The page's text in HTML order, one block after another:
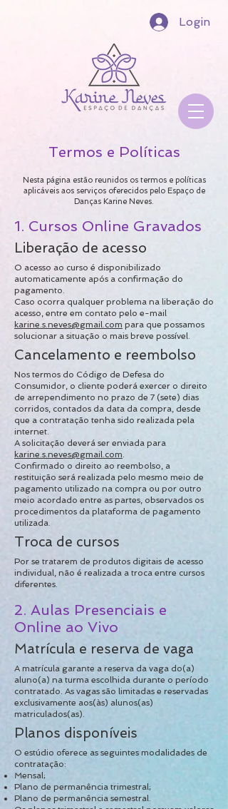
Login
Termos e Políticas
Nesta página estão reunidos os termos e políticas
aplicáveis aos serviços oferecidos pelo Espaço de
Danças Karine Neves.
1. Cursos Online Gravados
Liberação de acesso
O acesso ao curso é disponibilizado
automaticamente após a confirmação do
pagamento.
Caso ocorra qualquer problema na liberação do
acesso, entre em contato pelo e-mail
karine.s.neves@gmail.com para que possamos
solucionar a situação o mais breve possível.
Cancelamento e reembolso
Nos termos do Código de Defesa do
Consumidor, o cliente poderá exercer o direito
de arrependimento no prazo de 7 (sete) dias
corridos, contados da data da compra, desde
que a contratação tenha sido realizada pela
internet.
A solicitação deverá ser enviada para
karine.s.neves@gmail.com.
Confirmado o direito ao reembolso, a
restituição será realizada pelo mesmo meio de
pagamento utilizado na compra ou por outro
meio acordado entre as partes, observados os
procedimentos da plataforma de pagamento
utilizada.
Troca de cursos
Por se tratarem de produtos digitais de acesso
individual, não é realizada a troca entre cursos
diferentes.
2. Aulas Presenciais e
Online ao Vivo
Matrícula e reserva de vaga
A matrícula garante a reserva da vaga do(a)
aluno(a) na turma escolhida durante o período
contratado. As vagas são limitadas e reservadas
exclusivamente aos(às) alunos(as)
matriculados(as).
Planos disponíveis
O estúdio oferece as seguintes modalidades de
contratação:
Mensal;
Plano de permanência trimestral;
Plano de permanência semestral.